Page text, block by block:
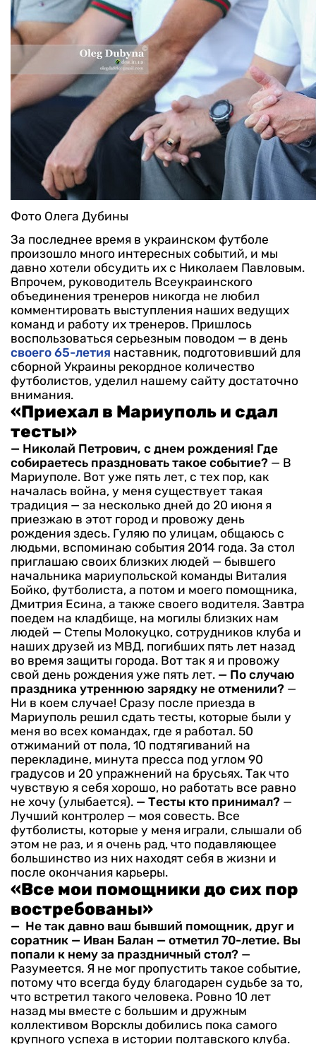
Фото Олега Дубины
За последнее время в украинском футболе
произошло много интересных событий, и мы
давно хотели обсудить их с Николаем Павловым.
Впрочем, руководитель Всеукраинского
объединения тренеров никогда не любил
комментировать выступления наших ведущих
команд и работу их тренеров. Пришлось
воспользоваться серьезным поводом — в день
своего 65-летия наставник, подготовивший для
сборной Украины рекордное количество
футболистов, уделил нашему сайту достаточно
внимания.
«Приехал в Мариуполь и сдал
тесты»
— Николай Петрович, с днем рождения! Где
собираетесь праздновать такое событие? — В
Мариуполе. Вот уже пять лет, с тех пор, как
началась война, у меня существует такая
традиция — за несколько дней до 20 июня я
приезжаю в этот город и провожу день
рождения здесь. Гуляю по улицам, общаюсь с
людьми, вспоминаю события 2014 года. За стол
приглашаю своих близких людей — бывшего
начальника мариупольской команды Виталия
Бойко, футболиста, а потом и моего помощника,
Дмитрия Есина, а также своего водителя. Завтра
поедем на кладбище, на могилы близких нам
людей — Степы Молокуцко, сотрудников клуба и
наших друзей из МВД, погибших пять лет назад
во время защиты города. Вот так я и провожу
свой день рождения уже пять лет. — По случаю
праздника утреннюю зарядку не отменили? —
Ни в коем случае! Сразу после приезда в
Мариуполь решил сдать тесты, которые были у
меня во всех командах, где я работал. 50
отжиманий от пола, 10 подтягиваний на
перекладине, минута пресса под углом 90
градусов и 20 упражнений на брусьях. Так что
чувствую я себя хорошо, но работать все равно
не хочу (улыбается). — Тесты кто принимал? —
Лучший контролер — моя совесть. Все
футболисты, которые у меня играли, слышали об
этом не раз, и я очень рад, что подавляющее
большинство из них находят себя в жизни и
после окончания карьеры.
«Все мои помощники до сих пор
востребованы»
— Не так давно ваш бывший помощник, друг и
соратник — Иван Балан — отметил 70-летие. Вы
попали к нему за праздничный стол? —
Разумеется. Я не мог пропустить такое событие,
потому что всегда буду благодарен судьбе за то,
что встретил такого человека. Ровно 10 лет
назад мы вместе с большим и дружным
коллективом Ворсклы добились пока самого
крупного успеха в истории полтавского клуба.